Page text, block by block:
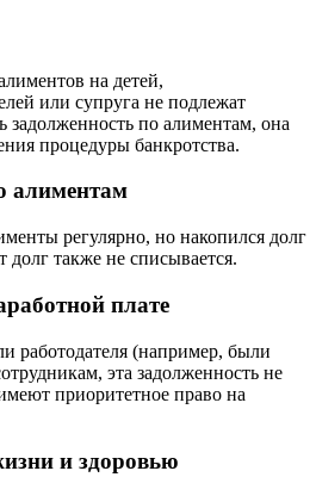
на детей,
или супруга не подлежат
задолженность по алиментам, она
процедуры банкротства.
алиментам
регулярно, но накопился долг
также не списывается.
плате
работодателя (например, были
эта задолженность не
приоритетное право на
и здоровью